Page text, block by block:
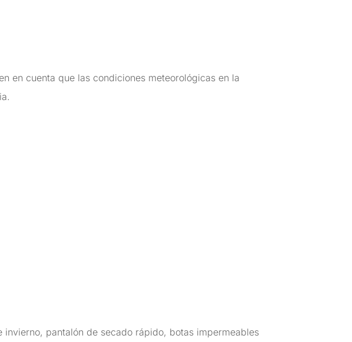
en cuenta que las condiciones meteorológicas en la
pantalón de secado rápido, botas impermeables